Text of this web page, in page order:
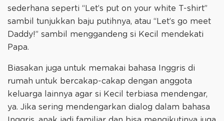
sederhana seperti “Let’s put on your white T-shirt”
sambil tunjukkan baju putihnya, atau “Let’s go meet
Daddy!” sambil menggandeng si Kecil mendekati
Papa.
Biasakan juga untuk memakai bahasa Inggris di
rumah untuk bercakap-cakap dengan anggota
keluarga lainnya agar si Kecil terbiasa mendengar,
ya. Jika sering mendengarkan dialog dalam bahasa